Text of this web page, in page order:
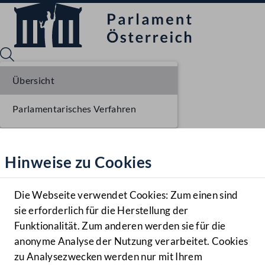
Hilfe
Benutzer
Navigationsmenü öffnen
MENÜ
Hinweise zu Cookies
Die Webseite verwendet Cookies: Zum einen sind
sie erforderlich für die Herstellung der
Funktionalität. Zum anderen werden sie für die
anonyme Analyse der Nutzung verarbeitet. Cookies
zu Analysezwecken werden nur mit Ihrem
Übersicht
Parlamentarisches Verfahren